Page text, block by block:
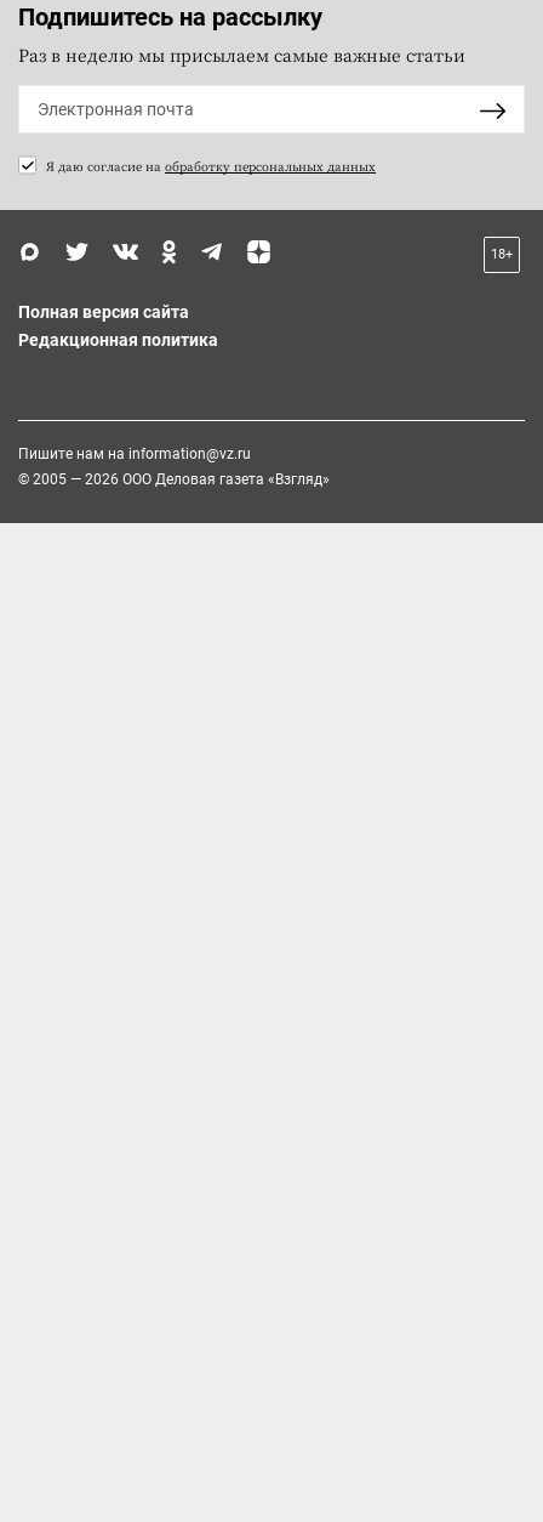
Подпишитесь на рассылку
Раз в неделю мы присылаем самые важные статьи
Я даю согласие на обработку персональных данных
18+
Полная версия сайта
Редакционная политика
Пишите нам на information@vz.ru
© 2005 — 2026 ООО Деловая газета «Взгляд»